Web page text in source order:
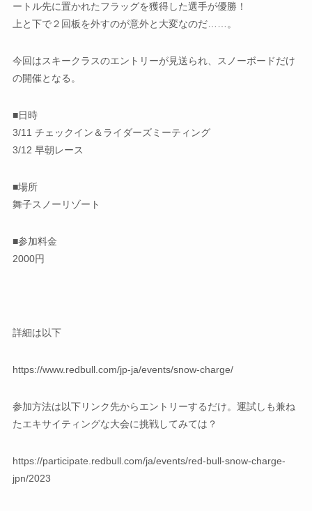
ートル先に置かれたフラッグを獲得した選手が優勝！
上と下で２回板を外すのが意外と大変なのだ……。
今回はスキークラスのエントリーが見送られ、スノーボードだけ
の開催となる。
■日時
3/11 チェックイン＆ライダーズミーティング
3/12 早朝レース
■場所
舞子スノーリゾート
■参加料金
2000円
詳細は以下
https://www.redbull.com/jp-ja/events/snow-charge/
参加方法は以下リンク先からエントリーするだけ。運試しも兼ね
たエキサイティングな大会に挑戦してみては？
https://participate.redbull.com/ja/events/red-bull-snow-charge-
jpn/2023